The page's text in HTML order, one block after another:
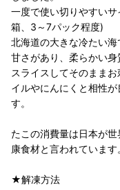
一度で使い切りやすい
箱、3～7パック程度)
北海道の大きな冷たい
甘さがあり、柔らかい身
スライスしてそのまま
イルやにんにくと相性
す。
たこの消費量は日本が
康食材と言われています
★解凍方法